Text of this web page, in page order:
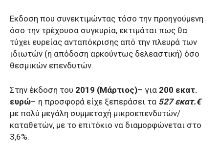
Εκδοση που συνεκτιμώντας τόσο την προηγούμενη
όσο την τρέχουσα συγκυρία, εκτιμάται πως θα
τύχει ευρείας ανταπόκρισης από την πλευρά των
ιδιωτών (η απόδοση αρκούντως δελεαστική) όσο
θεσμικών επενδυτών.
Στην έκδοση του 2019 (Μάρτιος)– για 200 εκατ.
ευρώ– η προσφορά είχε ξεπεράσει τα 527 εκατ.€
με πολύ μεγάλη συμμετοχή μικροεπενδυτών/
καταθετών, με το επιτόκιο να διαμορφώνεται στο
3,6%.